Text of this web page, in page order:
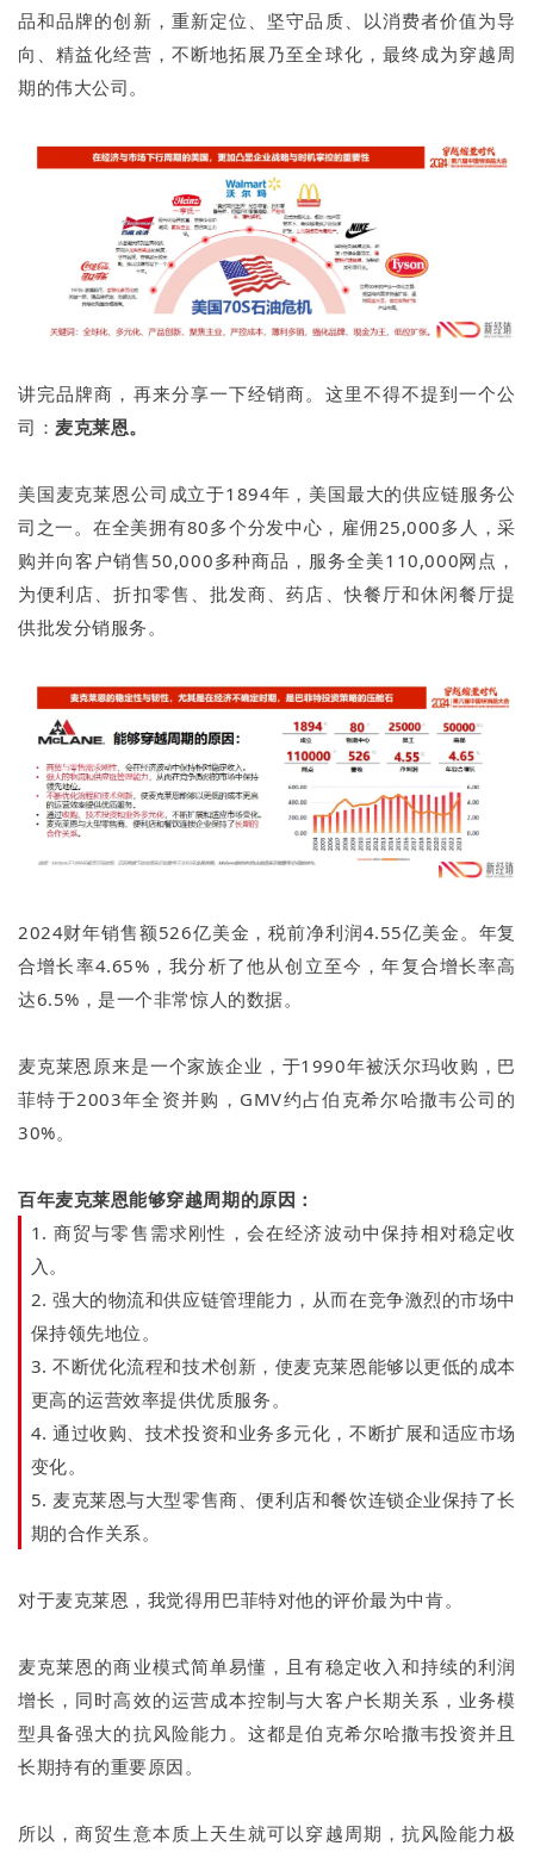
品和品牌的创新，重新定位、坚守品质、以消费者价值为导
向、精益化经营，不断地拓展乃至全球化，最终成为穿越周
期的伟大公司。
讲完品牌商，再来分享一下经销商。这里不得不提到一个公
司： 麦克莱恩。
美国麦克莱恩公司成立于1894年，美国最大的供应链服务公
司之一。在全美拥有80多个分发中心，雇佣25,000多人，采
购并向客户销售50,000多种商品，服务全美110,000网点，
为便利店、折扣零售、批发商、药店、快餐厅和休闲餐厅提
供批发分销服务。
2024财年销售额526亿美金，税前净利润4.55亿美金。年复
合增长率4.65%，我分析了他从创立至今，年复合增长率高
达6.5%，是一个非常惊人的数据。
麦克莱恩原来是一个家族企业，于1990年被沃尔玛收购，巴
菲特于2003年全资并购，GMV约占伯克希尔哈撒韦公司的
30%。
百年麦克莱恩能够穿越周期的原因：
1. 商贸与零售需求刚性，会在经济波动中保持相对稳定收
入。
2. 强大的物流和供应链管理能力，从而在竞争激烈的市场中
保持领先地位。
3. 不断优化流程和技术创新，使麦克莱恩能够以更低的成本
更高的运营效率提供优质服务。
4. 通过收购、技术投资和业务多元化，不断扩展和适应市场
变化。
5. 麦克莱恩与大型零售商、便利店和餐饮连锁企业保持了长
期的合作关系。
对于麦克莱恩，我觉得用巴菲特对他的评价最为中肯。
麦克莱恩的商业模式简单易懂，且有稳定收入和持续的利润
增长，同时高效的运营成本控制与大客户长期关系，业务模
型具备强大的抗风险能力。这都是伯克希尔哈撒韦投资并且
长期持有的重要原因。
所以，商贸生意本质上天生就可以穿越周期，抗风险能力极